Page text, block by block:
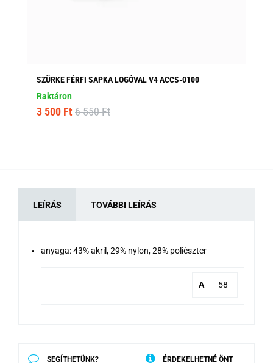
SZÜRKE FÉRFI SAPKA LOGÓVAL V4 ACCS-0100
Raktáron
3 500 Ft 6 550 Ft
LEÍRÁS TOVÁBBI LEÍRÁS
anyaga: 43% akril, 29% nylon, 28% poliészter
A 58
SEGÍTHETÜNK? ÉRDEKELHETNÉ ÖNT